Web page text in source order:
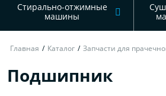
Стирально-отжимные
машины
Главная / Каталог / Запчасти для
Подшипник